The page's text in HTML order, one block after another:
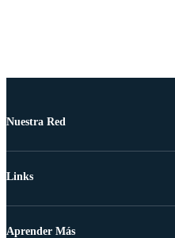
Nuestra Red
Links
Aprender Más